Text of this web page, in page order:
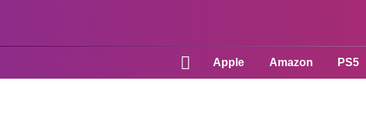
Apple Amazon PS5